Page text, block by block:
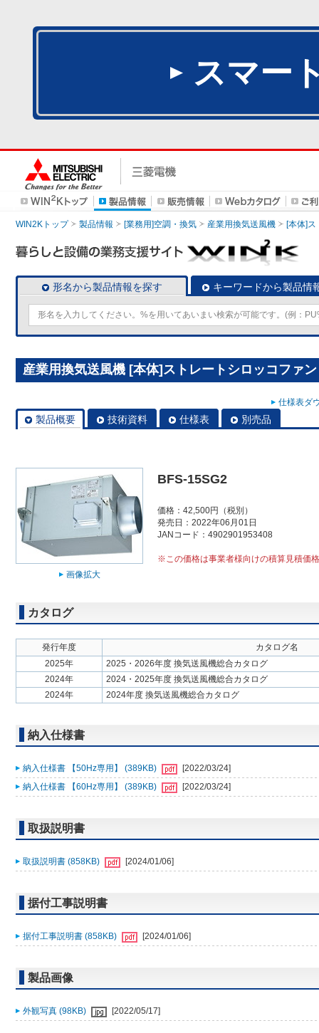
スマー
WIN2Kトップ 製品情報 [業務用]空調・換気 産業用換気送風機 [本体]
形名から製品情報を探す キーワードから製品情
産業用換気送風機 [本体]ストレートシロッコファ
仕様表ダ
製品概要 技術資料 仕様表 別売品
画像拡大
BFS-15SG2
価格：42,500円（税別）
発売日：2022年06月01日
JANコード：4902901953408
※この価格は事業者様向けの積算見積価
カタログ
発行年度
カタログ名
2025年
2025・2026年度 換気送風機総合カタログ
2024年
2024・2025年度 換気送風機総合カタログ
2024年
2024年度 換気送風機総合カタログ
納入仕様書
納入仕様書 【50Hz専用】 (389KB)
[2022/03/24]
納入仕様書 【60Hz専用】 (389KB)
[2022/03/24]
取扱説明書
取扱説明書 (858KB) [2024/01/06]
据付工事説明書
据付工事説明書 (858KB) [2024/01/06]
製品画像
外観写真 (98KB) [2022/05/17]